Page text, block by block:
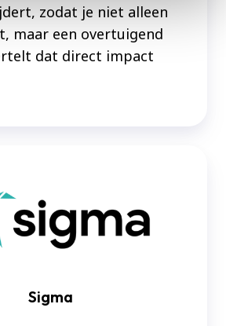
zodat je niet alleen
maar een overtuigend
dat direct impact
Sigma